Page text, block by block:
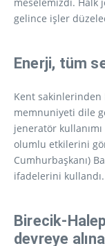
gelince işler
Enerji, tüm
Kent sakinlerinden
memnuniyeti dile
jeneratör
olumlu etkilerini
Cumhurbaşkanı)
ifadelerini kullandı.
Birecik-
devreye